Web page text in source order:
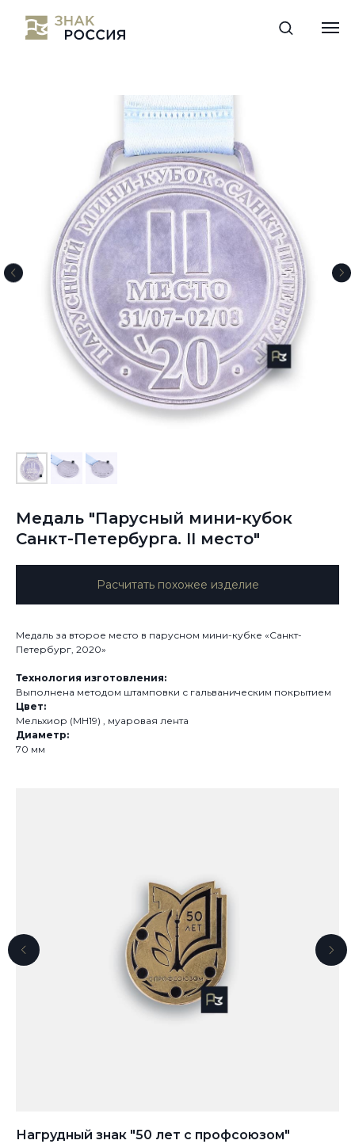
Медаль "Парусный мини-кубок
Санкт-Петербурга. II место"
Расчитать похожее изделие
Медаль за второе место в парусном мини-кубке «Санкт-
Петербург, 2020»
Технология изготовления:
Выполнена методом штамповки с гальваническим покрытием
Цвет:
Мельхиор (МН19) , муаровая лента
Диаметр:
70 мм
Нагрудный знак "50 лет с профсоюзом"